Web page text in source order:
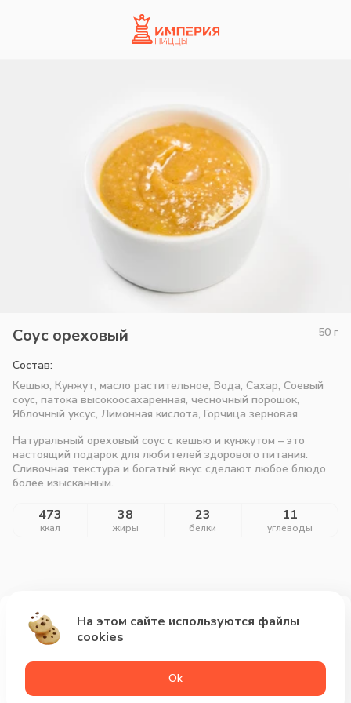
Соус ореховый 50 г
Состав:
Кешью, Кунжут, масло растительное, Вода, Сахар, Соевый
соус, патока высокоосахаренная, чесночный порошок,
Яблочный уксус, Лимонная кислота, Горчица зерновая
Натуральный ореховый соус с кешью и кунжутом – это
настоящий подарок для любителей здорового питания.
Сливочная текстура и богатый вкус сделают любое блюдо
более изысканным.
473
ккал
38
жиры
23
белки
11
углеводы
Добавить за 113₽
На этом сайте используются файлы
cookies
Оk